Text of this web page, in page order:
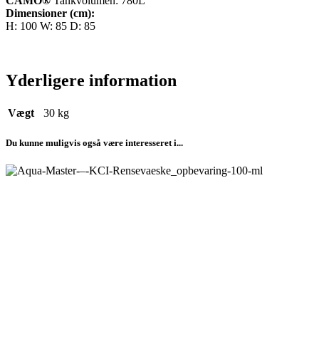
Dimensioner (cm):
H: 100 W: 85 D: 85
Yderligere information
Vægt 30 kg
Du kunne muligvis også være interesseret i...